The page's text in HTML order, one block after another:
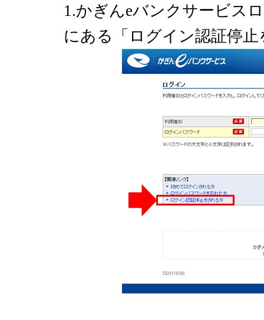
1.かぎんeバンクサービス
にある「ログイン認証停